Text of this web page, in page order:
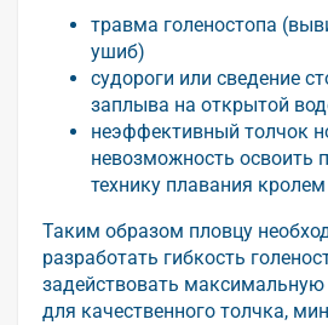
травма голеностопа
ушиб)
судороги или сведение
заплыва на открытой
неэффективный толчок
невозможность освоить
технику плавания
Таким образом пловцу
разработать гибкость
задействовать
для качественного толчка,